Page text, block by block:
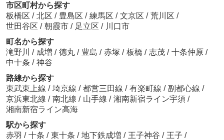
市区町村から探す
板橋区 / 北区 / 豊島区 / 練馬区 / 文京区 / 荒川区 /
世田谷区 / 朝霞市 / 足立区 / 川口市
町名から探す
滝野川 / 成増 / 徳丸 / 豊島 / 赤塚 / 板橋 / 志茂 / 十条仲原 /
中十条 / 神谷
路線から探す
東武東上線 / 埼京線 / 都営三田線 / 有楽町線 / 副都心線 /
京浜東北線 / 南北線 / 山手線 / 湘南新宿ライン宇須 /
湘南新宿ライン高海
駅から探す
赤羽 / 十条 / 東十条 / 地下鉄成増 / 王子神谷 / 王子 /